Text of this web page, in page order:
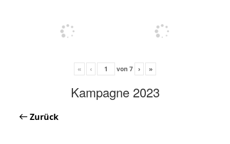
« ‹ von 7 › »
Kampagne 2023
Zurück